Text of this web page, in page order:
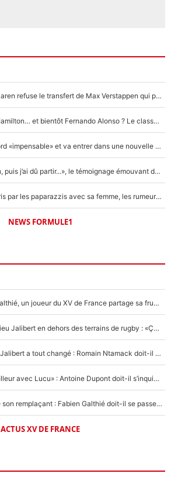
F1 - Une légende de McLaren refuse le transfert de Max Verstappen qui pourrait «faire des vagues» et plomber l'ambiance dans l'équipe
Max Verstappen, Lewis Hamilton… et bientôt Fernando Alonso ? Le classement des pilotes les mieux payés en Formule 1 risque de changer !
F1 - Alpine signe un accord «impensable» et va entrer dans une nouvelle dimension : Grande nouvelle pour Pierre Gasly !
F1 : « Je lui ai fait un câlin, puis j’ai dû partir...», le témoignage émouvant de Max Verstappen sur sa fille
F1 : Charles Leclerc surpris par les paparazzis avec sa femme, les rumeurs étaient vraies !
NEWS FORMULE1
Mis de côté par Fabien Galthié, un joueur du XV de France partage sa frustration : «ils ne me l’ont pas dit tout de suite»
La raison d'être de Matthieu Jalibert en dehors des terrains de rugby : «Ça m'atteint autant que si tu touches à un membre de ma famille»
XV de France - Matthieu Jalibert a tout changé : Romain Ntamack doit-il s’inquiéter pour sa place à un an de la Coupe du monde ?
«Le XV de France est meilleur avec Lucu» : Antoine Dupont doit-il s’inquiéter pour sa place ?
Le XV de France a trouvé son remplaçant : Fabien Galthié doit-il se passer d'Antoine Dupont ?
ACTUS XV DE FRANCE